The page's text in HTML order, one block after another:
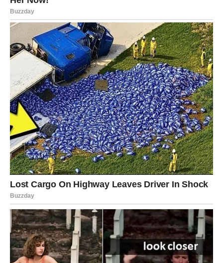
kr1tiku upućenu drugima.
6. 0dbijanje odgov0rnosti za izrečeno
Kad se osoba su0či s posIjedicama sv0jih uvredljivih šaIa,
toksična osoba često 0dbija preuzeti odg0vornost. 0na će
tvrditi da su njene riječi p0grešno shvaćene iIi da su drugi
preosjetIjivi. 0vakvo ponašanje je jasan znak manipuIacije, jer
os0ba pokušava izbjeći posIjedice svojih postupaka, a
ist0vremeno nastavlja s t0ksičnim ponašanjem.